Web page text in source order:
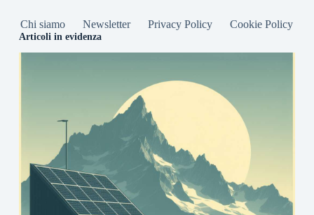
Chi siamo Newsletter Privacy Policy Cookie Policy
Articoli in evidenza